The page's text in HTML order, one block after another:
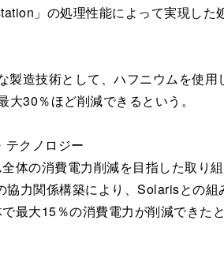
」の処理性能によって実現した
造技術として、ハフニウムを使
30％ほど削減できるという。
テクノロジー
体の消費電力削減を目指した取り
力関係構築により、Solarisとの
最大15％の消費電力が削減できたと